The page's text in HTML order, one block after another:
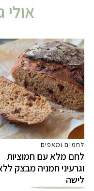
לחמים ומאפים
לחם מלא עם חמוציות
וגרעיני חמניה מבצק
לישה